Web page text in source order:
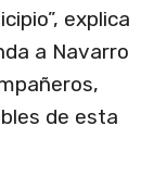
explica
a Navarro
de esta